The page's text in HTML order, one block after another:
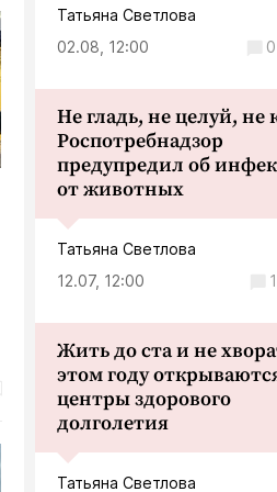
пятницу вечером или в
понедельник утром - «успех»
будет гарантированно
Общество
В Калуге перекроют
05.08, 19:31
Позорники, на фото
своим выщербленным
смущает ни грамма?!
...
Общество
Татьяна Светлова
02.08, 12:00
0
Не гладь, не целуй, не
Роспотребнадзор
предупредил об
от животных
Татьяна Светлова
12.07, 12:00
1
Жить до ста и не
этом году
центры здорового
долголетия
Татьяна Светлова